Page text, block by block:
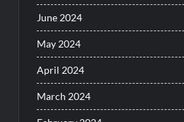
June 2024
May 2024
April 2024
March 2024